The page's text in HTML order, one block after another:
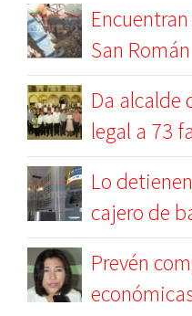
San Román
Da alcalde
legal a 73
Lo
cajero de
Prevén